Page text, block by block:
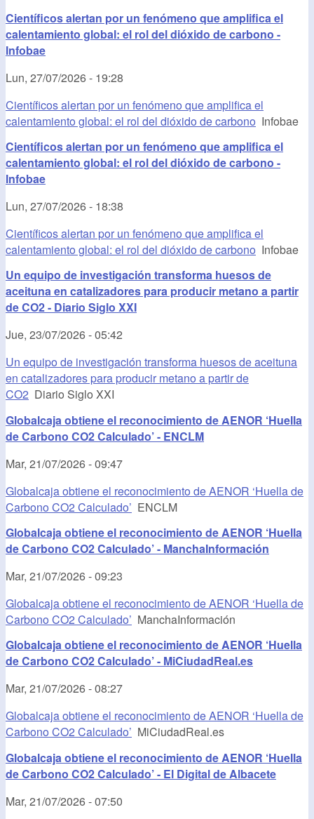
Científicos alertan por un fenómeno que amplifica el
calentamiento global: el rol del dióxido de carbono -
Infobae
Lun, 27/07/2026 - 19:28
Científicos alertan por un fenómeno que amplifica el
calentamiento global: el rol del dióxido de carbono Infobae
Científicos alertan por un fenómeno que amplifica el
calentamiento global: el rol del dióxido de carbono -
Infobae
Lun, 27/07/2026 - 18:38
Científicos alertan por un fenómeno que amplifica el
calentamiento global: el rol del dióxido de carbono Infobae
Un equipo de investigación transforma huesos de
aceituna en catalizadores para producir metano a partir
de CO2 - Diario Siglo XXI
Jue, 23/07/2026 - 05:42
Un equipo de investigación transforma huesos de aceituna
en catalizadores para producir metano a partir de
CO2 Diario Siglo XXI
Globalcaja obtiene el reconocimiento de AENOR ‘Huella
de Carbono CO2 Calculado’ - ENCLM
Mar, 21/07/2026 - 09:47
Globalcaja obtiene el reconocimiento de AENOR ‘Huella de
Carbono CO2 Calculado’ ENCLM
Globalcaja obtiene el reconocimiento de AENOR ‘Huella
de Carbono CO2 Calculado’ - ManchaInformación
Mar, 21/07/2026 - 09:23
Globalcaja obtiene el reconocimiento de AENOR ‘Huella de
Carbono CO2 Calculado’ ManchaInformación
Globalcaja obtiene el reconocimiento de AENOR ‘Huella
de Carbono CO2 Calculado’ - MiCiudadReal.es
Mar, 21/07/2026 - 08:27
Globalcaja obtiene el reconocimiento de AENOR ‘Huella de
Carbono CO2 Calculado’ MiCiudadReal.es
Globalcaja obtiene el reconocimiento de AENOR ‘Huella
de Carbono CO2 Calculado’ - El Digital de Albacete
Mar, 21/07/2026 - 07:50